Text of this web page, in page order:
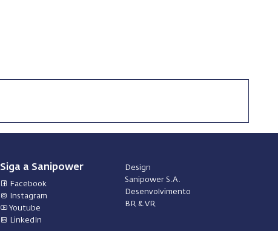
Siga a Sanipower
Facebook
Instagram
Youtube
LinkedIn
Design
Sanipower S.A.
Desenvolvimento
BR & VR